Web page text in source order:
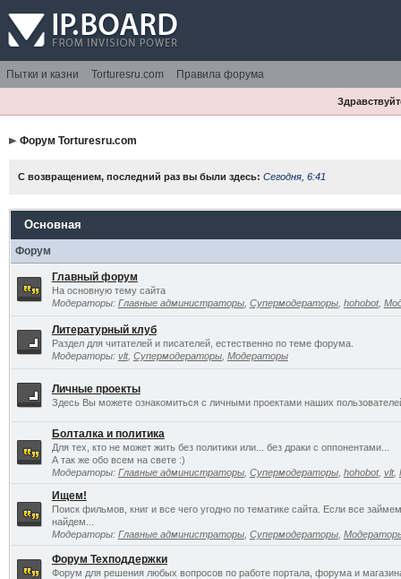
Пытки и казни Torturesru.com Правила форума
Форум Torturesru.com
С возвращением, последний раз вы были здесь: Сегодня, 6:41
Основная
Форум
Главный форум
На основную тему сайта
Модераторы: Главные администраторы, Супермодераторы, hohobot,
Литературный клуб
Раздел для читателей и писателей, естественно по теме форума.
Модераторы: vlt, Супермодераторы, Модераторы
Личные проекты
Здесь Вы можете ознакомиться с личными проектами наших
Болталка и политика
Для тех, кто не может жить без политики или... без драки с оппонентами...
А так же обо всем на свете :)
Модераторы: Главные администраторы, Супермодераторы, hohobot, vlt,
Ищем!
Поиск фильмов, книг и все чего угодно по тематике сайта. Если все
найдем...
Модераторы: Главные администраторы, Супермодераторы,
Форум Техподдержки
Форум для решения любых вопросов по работе портала, форума и